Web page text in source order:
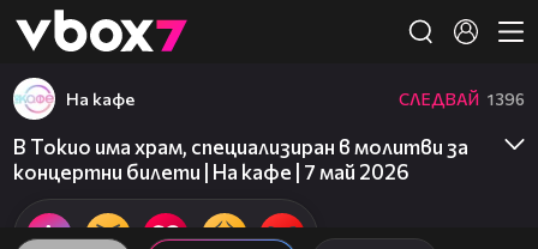
👾
На кафе СЛЕДВАЙ 1396
В Токио има храм, специализиран в молитви за
концертни билети | На кафе | 7 май 2026